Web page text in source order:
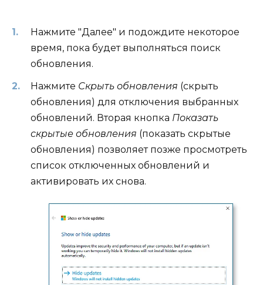
Нажмите "Далее" и подождите некоторое
время, пока будет выполняться поиск
обновления.
Нажмите Скрыть обновления (скрыть
обновления) для отключения выбранных
обновлений. Вторая кнопка Показать
скрытые обновления (показать скрытые
обновления) позволяет позже просмотреть
список отключенных обновлений и
активировать их снова.